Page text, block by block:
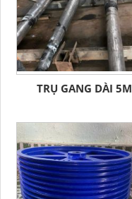
TRỤ GANG DÀI 5M